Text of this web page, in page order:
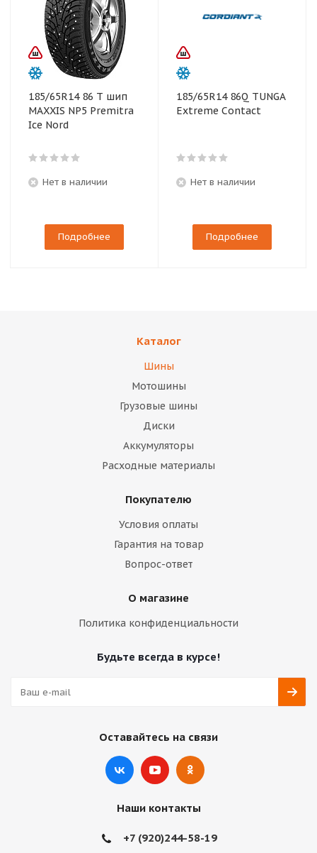
185/65R14 86 T шип
MAXXIS NP5 Premitra
Ice Nord
Нет в наличии
Подробнее
185/65R14 86Q TUNGA
Extreme Contact
Нет в наличии
Подробнее
Каталог
Шины
Мотошины
Грузовые шины
Диски
Аккумуляторы
Расходные материалы
Покупателю
Условия оплаты
Гарантия на товар
Вопрос-ответ
О магазине
Политика конфиденциальности
Будьте всегда в курсе!
Оставайтесь на связи
Наши контакты
+7 (920)244-58-19